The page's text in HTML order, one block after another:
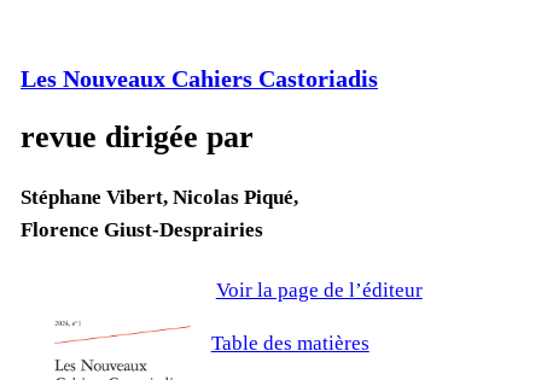
Les Nouveaux Cahiers Castoriadis
revue dirigée par
Stéphane Vibert, Nicolas Piqué,
Florence Giust-Desprairies
Voir la page de l’édi­teur
Table des ma­tières